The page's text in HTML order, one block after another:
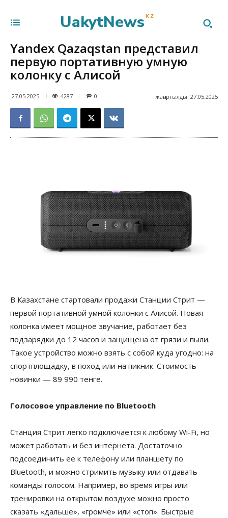
UakytNews KZ
Yandex Qazaqstan представил
первую портативную умную
колонку с Алисой
27.05.2025 4287 жаңартылды: 27.05.2025
0
В Казахстане стартовали продажи Станции Стрит —
первой портативной умной колонки с Алисой. Новая
колонка имеет мощное звучание, работает без
подзарядки до 12 часов и защищена от грязи и пыли.
Такое устройство можно взять с собой куда угодно: на
спортплощадку, в поход или на пикник. Стоимость
новинки — 89 990 тенге.
Голосовое управление по Bluetooth
Станция Стрит легко подключается к любому Wi-Fi, но
может работать и без интернета. Достаточно
подсоединить ее к телефону или планшету по
Bluetooth, и можно стримить музыку или отдавать
команды голосом. Например, во время игры или
тренировки на открытом воздухе можно просто
сказать «дальше», «громче» или «стоп». Быстрые